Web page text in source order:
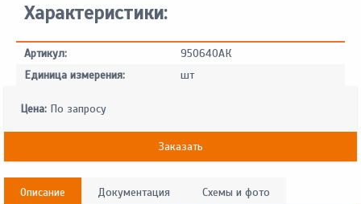
Характеристики:
Артикул:
950640АК
Единица измерения:
шт
Цена: По запросу
Заказать
Описание Документация Схемы и фото